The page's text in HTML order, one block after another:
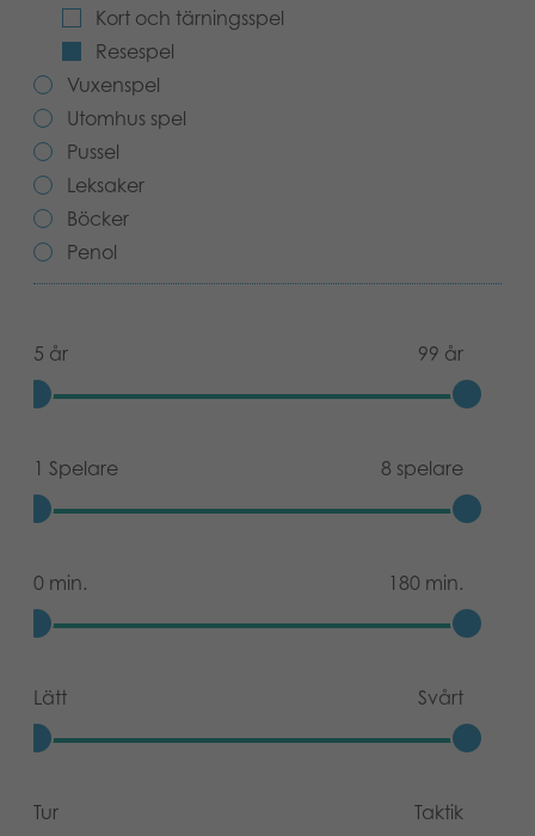
Böcker
Arkiverade produkter
Applikationer
Kort och tärningsspel
Resespel
Vuxenspel
Utomhus spel
Pussel
Leksaker
Böcker
Penol
5 år 99 år
1 Spelare 8 spelare
0 min. 180 min.
Lätt Svårt
Tur Taktik